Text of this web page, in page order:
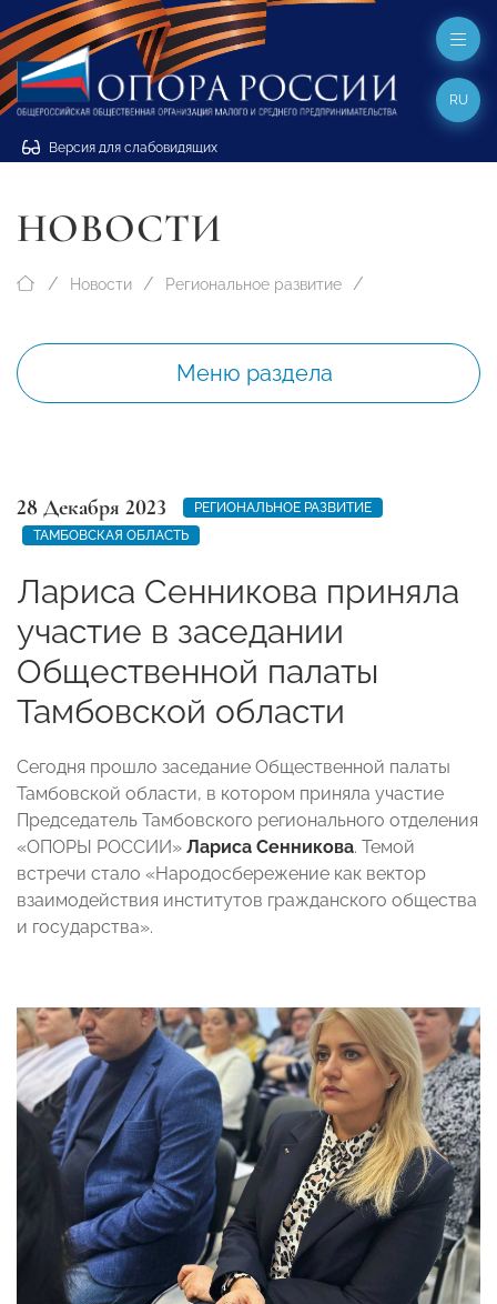
Версия для слабовидящих
RU
НОВОСТИ
Новости Региональное развитие
Меню раздела
28 Декабря 2023
РЕГИОНАЛЬНОЕ РАЗВИТИЕ
ТАМБОВСКАЯ ОБЛАСТЬ
Лариса Сенникова приняла
участие в заседании
Общественной палаты
Тамбовской области
Сегодня прошло заседание Общественной палаты
Тамбовской области, в котором приняла участие
Председатель Тамбовского регионального отделения
«ОПОРЫ РОССИИ» Лариса Сенникова. Темой
встречи стало «Народосбережение как вектор
взаимодействия институтов гражданского общества
и государства».